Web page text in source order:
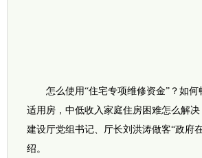
怎么使用“住宅专项维修资金”？如何
适用房，中低收入家庭住房困难怎么解
建设厅党组书记、厅长刘洪涛做客“政府
绍。